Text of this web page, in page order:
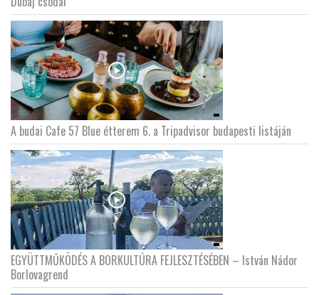
A budai Cafe 57 Blue étterem 6. a Tripadvisor budapesti listáján
EGYÜTTMŰKÖDÉS A BORKULTÚRA FEJLESZTÉSÉBEN – István Nádor
Borlovagrend